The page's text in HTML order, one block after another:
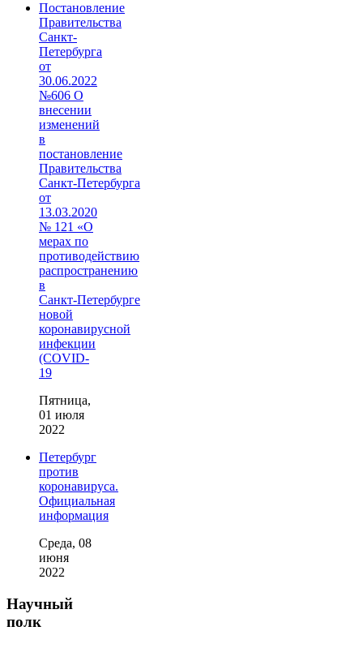
Постановление
Правительства
Санкт-
Петербурга
от
30.06.2022
№606 О
внесении
изменений
в
постановление
Правительства
Санкт‑Петербурга
от
13.03.2020
№ 121 «О
мерах по
противодействию
распространению
в
Санкт‑Петербурге
новой
коронавирусной
инфекции
(COVID-
19
Пятница,
01 июля
2022
Петербург
против
коронавируса.
Официальная
информация
Среда, 08
июня
2022
Научный
полк